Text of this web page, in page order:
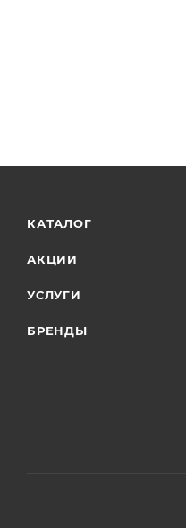
КАТАЛОГ
АКЦИИ
УСЛУГИ
БРЕНДЫ